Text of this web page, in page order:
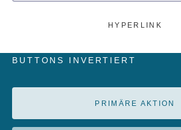
HYPERLINK
BUTTONS INVERTIERT
PRIMÄRE AKTION